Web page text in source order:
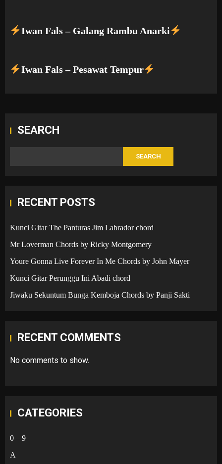
Iwan Fals – Galang Rambu Anarki
Iwan Fals – Pesawat Tempur
SEARCH
SEARCH
RECENT POSTS
Kunci Gitar The Panturas Jim Labrador chord
Mr Loverman Chords by Ricky Montgomery
Youre Gonna Live Forever In Me Chords by John Mayer
Kunci Gitar Perunggu Ini Abadi chord
Jiwaku Sekuntum Bunga Kemboja Chords by Panji Sakti
RECENT COMMENTS
No comments to show.
CATEGORIES
0 – 9
A